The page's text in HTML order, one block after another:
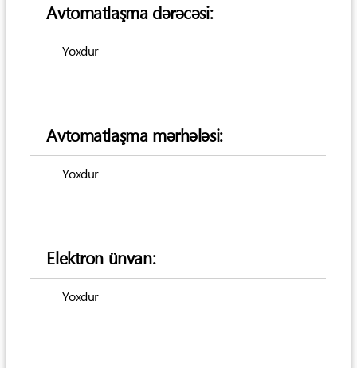
Avtomatlaşma dərəcəsi:
Yoxdur
Avtomatlaşma mərhələsi:
Yoxdur
Elektron ünvan:
Yoxdur